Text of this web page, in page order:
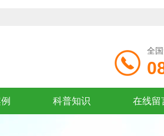
全
科普知识 在线留